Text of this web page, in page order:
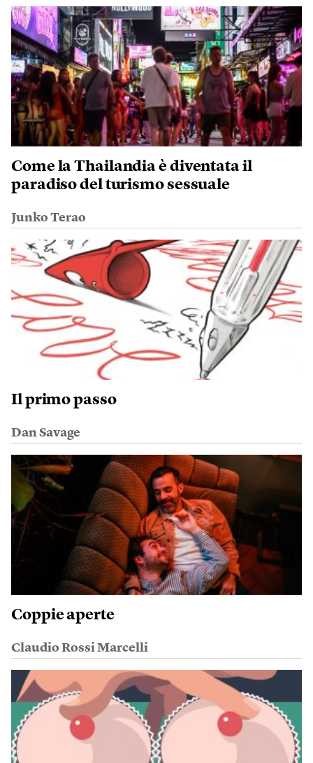
Come la Thailandia è diventata il
paradiso del turismo sessuale
Junko Terao
Il primo passo
Dan Savage
Coppie aperte
Claudio Rossi Marcelli